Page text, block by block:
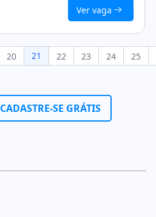
Ver vaga
20 21 22 23 24 25
CADASTRE-SE GRÁTIS